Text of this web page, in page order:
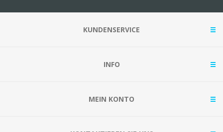
KUNDENSERVICE
INFO
MEIN KONTO